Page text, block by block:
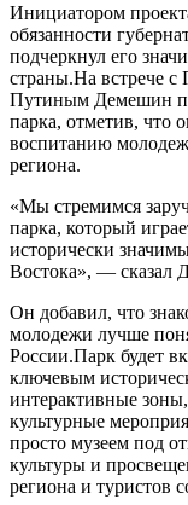
Инициатором
обязанности
подчеркнул его
страны.На встрече
Путиным Демешин
парка, отметив, что
воспитанию
региона.
«Мы стремимся
парка, который
исторически
Востока», — сказал
Он добавил, что
молодежи лучше
России.Парк будет
ключевым
интерактивные
культурные
просто музеем под
культуры и
региона и туристов